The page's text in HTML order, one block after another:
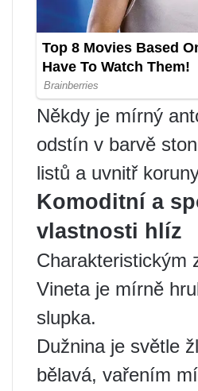
Někdy je mírný
odstín v barvě
listů a uvnitř
Komoditní a
vlastnosti hlíz
Charakteristickým
Vineta je mírně
slupka.
Dužnina je světle
bělavá, vařením